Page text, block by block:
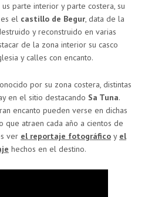
parte interior y parte costera, su
el castillo de Begur, data de la
y reconstruido en varias
de la zona interior su casco
y calles con encanto.
por su zona costera, distintas
en el sitio destacando Sa Tuna.
encanto pueden verse en dichas
que atraen cada año a cientos de
ver el reportaje fotográfico y el
hechos en el destino.